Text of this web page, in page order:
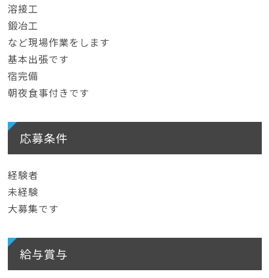
溶接工
鍛冶工
など現場作業をします
基本出張です
宿完備
朝夜食事付きです
応募条件
経験者
未経験
大募集です
給与賞与